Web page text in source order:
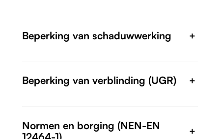
Beperking van schaduwwerking +
Beperking van verblinding (UGR) +
Normen en borging (NEN-EN
12464-1)
+